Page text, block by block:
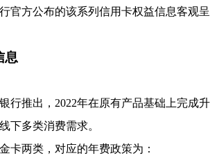
官方公布的该系列信用卡权益信息客观
息
行推出，2022年在原有产品基础上完成
下多类消费需求。
卡两类，对应的年费政策为：